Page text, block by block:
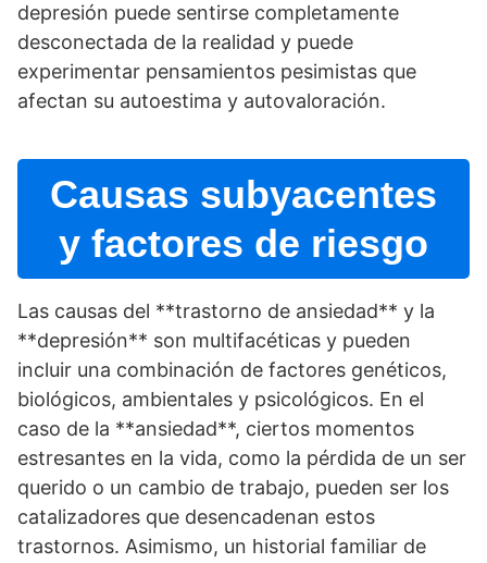
depresión puede sentirse completamente
desconectada de la realidad y puede
experimentar pensamientos pesimistas que
afectan su autoestima y autovaloración.
Causas subyacentes
y factores de riesgo
Las causas del **trastorno de ansiedad** y la
**depresión** son multifacéticas y pueden
incluir una combinación de factores genéticos,
biológicos, ambientales y psicológicos. En el
caso de la **ansiedad**, ciertos momentos
estresantes en la vida, como la pérdida de un ser
querido o un cambio de trabajo, pueden ser los
catalizadores que desencadenan estos
trastornos. Asimismo, un historial familiar de